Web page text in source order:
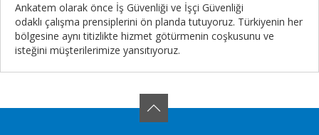
Ankatem olarak önce İş Güvenliği ve İşçi Güvenliği
odaklı çalışma prensiplerini ön planda tutuyoruz. Türkiyenin her
bölgesine aynı titizlikte hizmet götürmenin coşkusunu ve
isteğini müşterilerimize yansıtıyoruz.